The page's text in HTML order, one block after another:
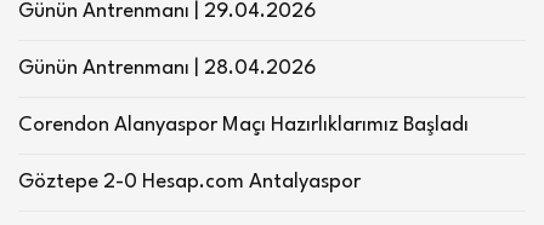
Günün Antrenmanı | 29.04.2026
Günün Antrenmanı | 28.04.2026
Corendon Alanyaspor Maçı Hazırlıklarımız Başladı
Göztepe 2-0 Hesap.com Antalyaspor